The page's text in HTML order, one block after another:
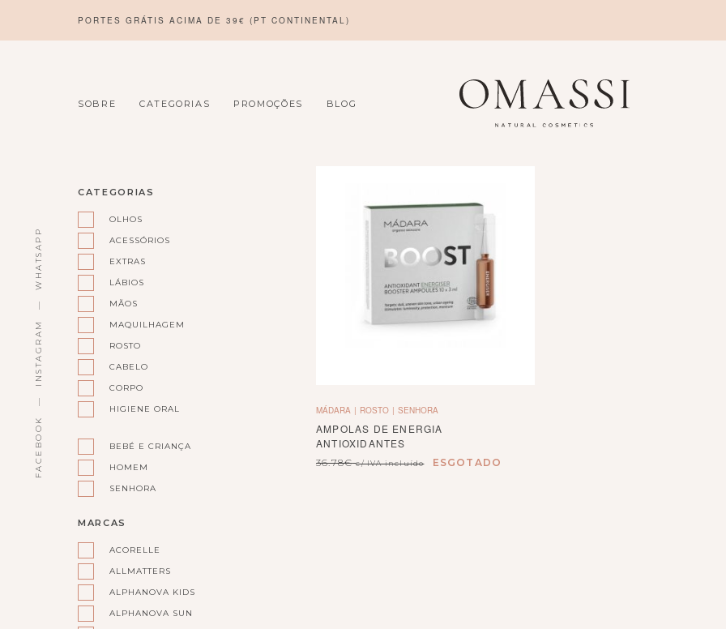
PORTES GRÁTIS ACIMA DE 39€ (PT CONTINENTAL)
SOBRE CATEGORIAS PROMOÇÕES BLOG
FACEBOOK
INSTAGRAM
WHATSAPP
ANTIOXIDANTES
CATEGORIAS
OLHOS
ACESSÓRIOS
EXTRAS
LÁBIOS
MÃOS
MAQUILHAGEM
ROSTO
CABELO
CORPO
HIGIENE ORAL
BEBÉ E CRIANÇA
HOMEM
SENHORA
MARCAS
ACORELLE
ALLMATTERS
ALPHANOVA KIDS
ALPHANOVA SUN
MÁDARA ROSTO SENHORA
AMPOLAS DE ENERGIA
ANTIOXIDANTES
36.78€ c/ IVA incluído ESGOTADO